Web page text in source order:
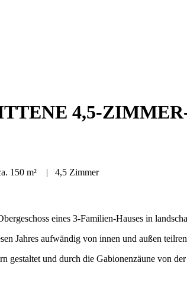
4,5-
150 m² | 4,5 Zimmer
eines 3-Familien-Hauses in
Jahres aufwändig von innen und außen
gestaltet und durch die Gabionenzäune von